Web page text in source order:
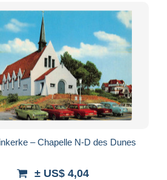
– Chapelle N-D des Dunes
± US$ 4,04